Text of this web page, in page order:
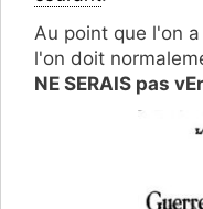
Au point que l'on
l'on doit
NE SERAIS pas